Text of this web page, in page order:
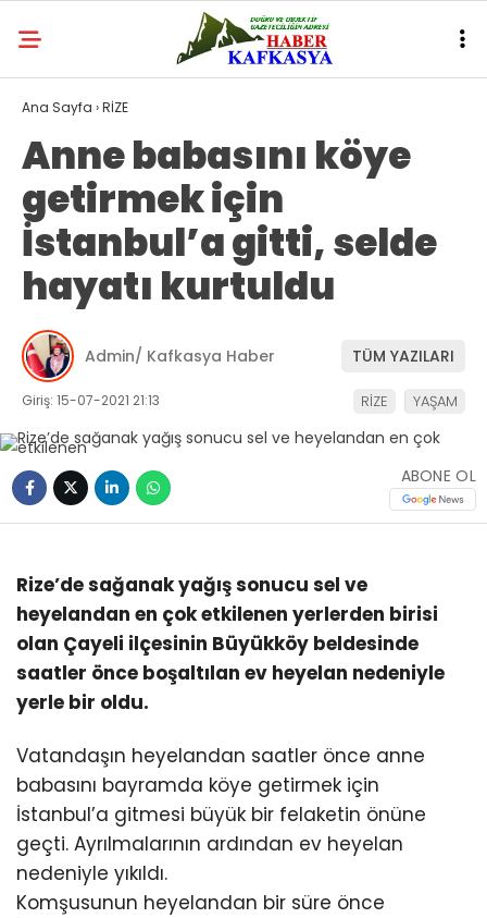
Ana Sayfa ›RİZE
Anne babasını köye
getirmek için
İstanbul’a gitti, selde
hayatı kurtuldu
Admin/ Kafkasya Haber TÜM YAZILARI
Giriş: 15-07-2021 21:13 RİZE YAŞAM
ABONE OL
Rize’de sağanak yağış sonucu sel ve
heyelandan en çok etkilenen yerlerden birisi
olan Çayeli ilçesinin Büyükköy beldesinde
saatler önce boşaltılan ev heyelan nedeniyle
yerle bir oldu.
Vatandaşın heyelandan saatler önce anne
babasını bayramda köye getirmek için
İstanbul’a gitmesi büyük bir felaketin önüne
geçti. Ayrılmalarının ardından ev heyelan
nedeniyle yıkıldı.
Komşusunun heyelandan bir süre önce